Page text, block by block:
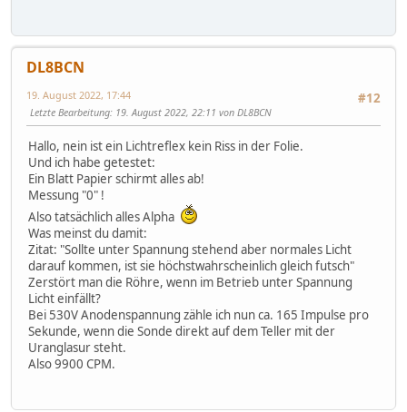
DL8BCN
#12
19. August 2022, 17:44
Letzte Bearbeitung: 19. August 2022, 22:11 von DL8BCN
Hallo, nein ist ein Lichtreflex kein Riss in der Folie.
Und ich habe getestet:
Ein Blatt Papier schirmt alles ab!
Messung "0" !
Also tatsächlich alles Alpha
Was meinst du damit:
Zitat: "Sollte unter Spannung stehend aber normales Licht
darauf kommen, ist sie höchstwahrscheinlich gleich futsch"
Zerstört man die Röhre, wenn im Betrieb unter Spannung
Licht einfällt?
Bei 530V Anodenspannung zähle ich nun ca. 165 Impulse pro
Sekunde, wenn die Sonde direkt auf dem Teller mit der
Uranglasur steht.
Also 9900 CPM.